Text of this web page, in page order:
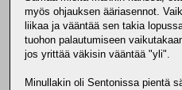
myös ohjauksen ääriasennot.
liikaa ja vääntää sen takia
tuohon palautumiseen
jos yrittää väkisin vääntää "yli".
Minullakin oli Sentonissa pientä